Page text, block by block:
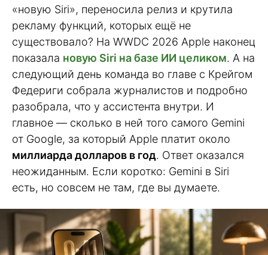
«новую Siri», переносила релиз и крутила
рекламу функций, которых ещё не
существовало? На WWDC 2026 Apple наконец
показала новую Siri на базе ИИ целиком. А на
следующий день команда во главе с Крейгом
Федериги собрала журналистов и подробно
разобрала, что у ассистента внутри. И
главное — сколько в ней того самого Gemini
от Google, за который Apple платит около
миллиарда долларов в год. Ответ оказался
неожиданным. Если коротко: Gemini в Siri
есть, но совсем не там, где вы думаете.